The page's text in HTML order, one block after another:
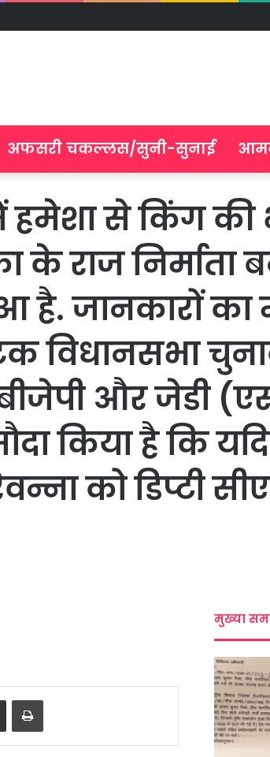
अफसरी चकल्लस/सुनी-सुनाई
हमेशा से किंग की
के राज
है. जानकारों का
विधानसभा
और जेडी
किया है कि
को डिप्टी
Share via Email Print
मुख्या